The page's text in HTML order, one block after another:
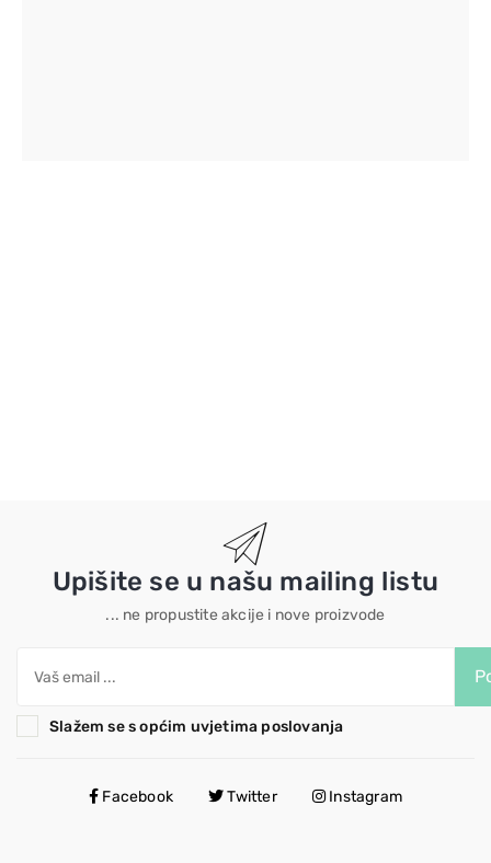
Upišite se u našu mailing listu
... ne propustite akcije i nove proizvode
Slažem se s općim uvjetima poslovanja
Facebook Twitter Instagram